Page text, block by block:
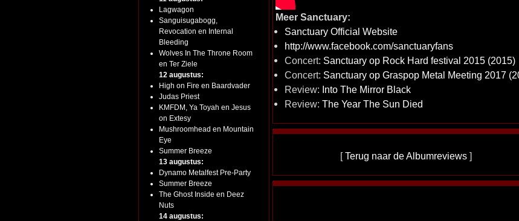
Lagwagon
Sanguisugabogg,
Revocation en Internal
Bleeding
Wolves In The Throne Room
en Ter Ziele
12 augustus:
High on Fire en Baardvader
Judas Priest
KMFDM, Ya Toyah en Jesus
on Extesy
Mushroomhead en Mountain
Eye
Summer Breeze
13 augustus:
Dynamo Metalfest Pre-Party
Summer Breeze
The Ghost Inside en Deez
Nuts
14 augustus:
Meer Sanctuary:
Sanctuary Official Website
http://www.facebook.com/sanctuaryfans
Concert: Sanctuary op Rock Hard festival 2015 (2015)
Concert: Sanctuary op Graspop Metal Meeting 2017
Review: Into The Mirror Black
Review: The Year The Sun Died
[Terug naar de Albumreviews ]